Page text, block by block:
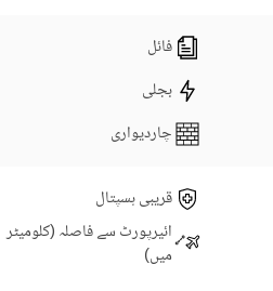
فائل
بجلی
چاردیواری
قریبی ہسپتال
ائیرپورٹ سے فاصلہ (کلومیٹر
میں)